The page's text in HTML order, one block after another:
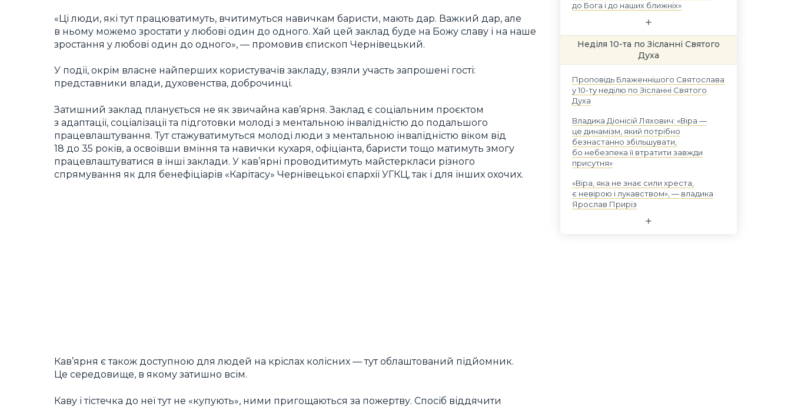
«Ці люди, які тут працюватимуть, вчитимуться навичкам баристи, мають дар. Важкий дар, але
в ньому можемо зростати у любові один до одного. Хай цей заклад буде на Божу славу і на наше
зростання у любові один до одного», — промовив єпископ Чернівецький.
У події, окрім власне найперших користувачів закладу, взяли участь запрошені гості:
представники влади, духовенства, доброчинці.
Затишний заклад планується не як звичайна кав’ярня. Заклад є соціальним проєктом
з адаптації, соціалізації та підготовки молоді з ментальною інвалідністю до подальшого
працевлаштування. Тут стажуватимуться молоді люди з ментальною інвалідністю віком від
18 до 35 років, а освоївши вміння та навички кухаря, офіціанта, баристи тощо матимуть змогу
працевлаштуватися в інші заклади. У кав’ярні проводитимуть майстеркласи різного
спрямування як для бенефіціарів «Карітасу» Чернівецької єпархії УГКЦ, так і для інших охочих.
Кав’ярня є також доступною для людей на кріслах колісних — тут облаштований підйомник.
Це середовище, в якому затишно всім.
Каву і тістечка до неї тут не «купують», ними пригощаються за пожертву. Спосіб віддячити
до Бога і до наших ближніх»
Неділя 10-та по Зісланні Святого
Духа
Проповідь Блаженнішого Святослава
у 10-ту неділю по Зісланні Святого
Духа
Владика Діонісій Ляхович: «Віра —
це динамізм, який потрібно
безнастанно збільшувати,
бо небезпека її втратити завжди
присутня»
«Віра, яка не знає сили хреста,
є невірою і лукавством», — владика
Ярослав Приріз